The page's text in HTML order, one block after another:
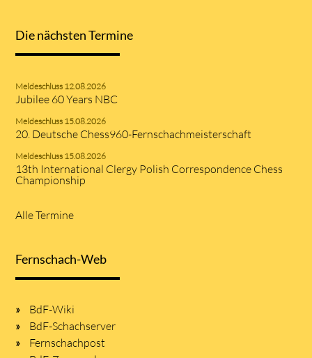
Die nächsten Termine
Meldeschluss 12.08.2026
Jubilee 60 Years NBC
Meldeschluss 15.08.2026
20. Deutsche Chess960-Fernschachmeisterschaft
Meldeschluss 15.08.2026
13th International Clergy Polish Correspondence Chess
Championship
Alle Termine
Fernschach-Web
BdF-Wiki
BdF-Schachserver
Fernschachpost